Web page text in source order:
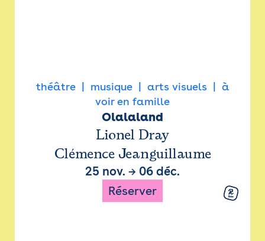
théâtre musique arts visuels
à
voir en famille
Olalaland
Lionel Dray
Clémence Jeanguillaume
25 nov. → 06 déc.
Réserver